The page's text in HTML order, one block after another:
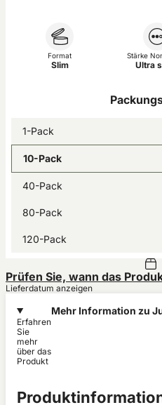
Format
Slim
Stärke
Ultra
1-Pack
10-Pack
40-Pack
80-Pack
120-Pack
Prüfen Sie, wann das
Lieferdatum anzeigen
Mehr Information zu
Erfahren
Sie
mehr
über das
Produkt